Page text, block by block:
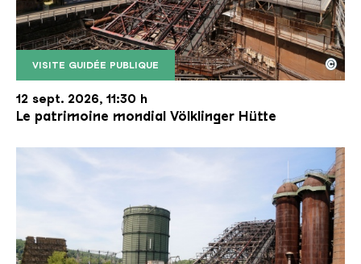
VISITE GUIDÉE PUBLIQUE
Le monte-charge incliné de la Völklinger Hütte
Copyright: Weltkulturerbe Völklinger Hütte | Karl
©
12 sept. 2026, 11:30 h
Le patrimoine mondial Völklinger Hütte